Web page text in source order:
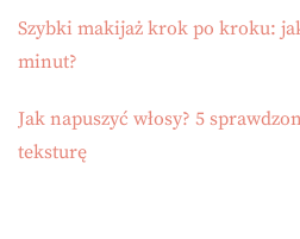
Szybki makijaż krok po kroku:
minut?
Jak napuszyć włosy? 5
teksturę